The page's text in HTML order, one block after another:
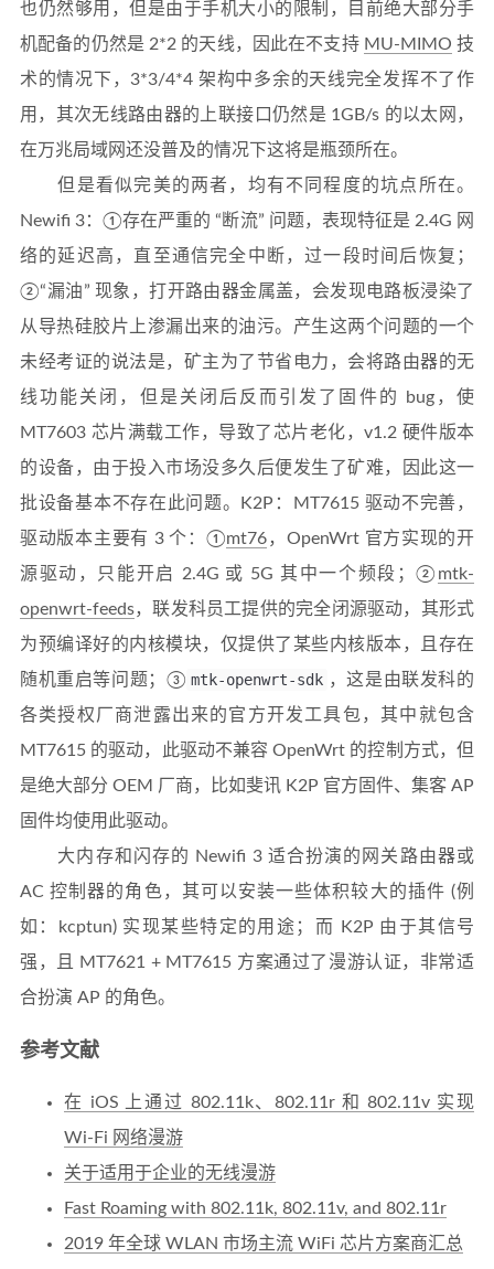
也仍然够用，但是由于手机大小的限制，目前绝大部分手
机配备的仍然是 2*2 的天线，因此在不支持 MU-MIMO 技
术的情况下，3*3/4*4 架构中多余的天线完全发挥不了作
用，其次无线路由器的上联接口仍然是 1GB/s 的以太网，
在万兆局域网还没普及的情况下这将是瓶颈所在。
但是看似完美的两者，均有不同程度的坑点所在。
Newifi 3：①存在严重的 “断流” 问题，表现特征是 2.4G 网
络的延迟高，直至通信完全中断，过一段时间后恢复；
②“漏油” 现象，打开路由器金属盖，会发现电路板浸染了
从导热硅胶片上渗漏出来的油污。产生这两个问题的一个
未经考证的说法是，矿主为了节省电力，会将路由器的无
线功能关闭，但是关闭后反而引发了固件的 bug，使
MT7603 芯片满载工作，导致了芯片老化，v1.2 硬件版本
的设备，由于投入市场没多久后便发生了矿难，因此这一
批设备基本不存在此问题。K2P：MT7615 驱动不完善，
驱动版本主要有 3 个：①mt76，OpenWrt 官方实现的开
源驱动，只能开启 2.4G 或 5G 其中一个频段；② mtk-
openwrt-feeds，联发科员工提供的完全闭源驱动，其形式
为预编译好的内核模块，仅提供了某些内核版本，且存在
随机重启等问题；③ mtk-openwrt-sdk ，这是由联发科的
各类授权厂商泄露出来的官方开发工具包，其中就包含
MT7615 的驱动，此驱动不兼容 OpenWrt 的控制方式，但
是绝大部分 OEM 厂商，比如斐讯 K2P 官方固件、集客 AP
固件均使用此驱动。
大内存和闪存的 Newifi 3 适合扮演的网关路由器或
AC 控制器的角色，其可以安装一些体积较大的插件 (例
如：kcptun) 实现某些特定的用途；而 K2P 由于其信号
强，且 MT7621 + MT7615 方案通过了漫游认证，非常适
合扮演 AP 的角色。
参考文献
在 iOS 上通过 802.11k、802.11r 和 802.11v 实现
Wi-Fi 网络漫游
关于适用于企业的无线漫游
Fast Roaming with 802.11k, 802.11v, and 802.11r
2019 年全球 WLAN 市场主流 WiFi 芯片方案商汇总